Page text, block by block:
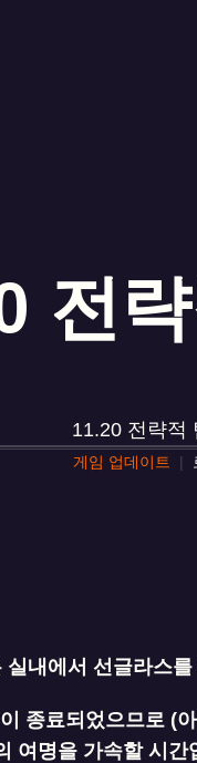
전
11.20 전략적
게임 업데이트
실내에서 선글라스
종료되었으므로 (
여명을 가속할 시